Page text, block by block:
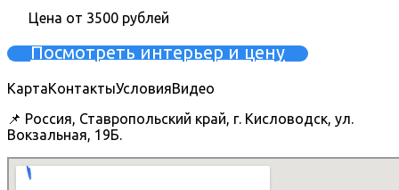
Цена от 3500 рублей
Посмотреть интерьер и цену
КартаКонтактыУсловияВидео
📌 Россия, Ставропольский край, г. Кисловодск, ул.
Вокзальная, 19Б.